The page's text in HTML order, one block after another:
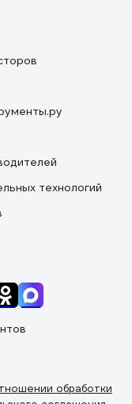
технологий
обработки